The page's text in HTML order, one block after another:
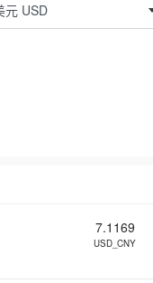
元 USD
7.1169
USD_CNY